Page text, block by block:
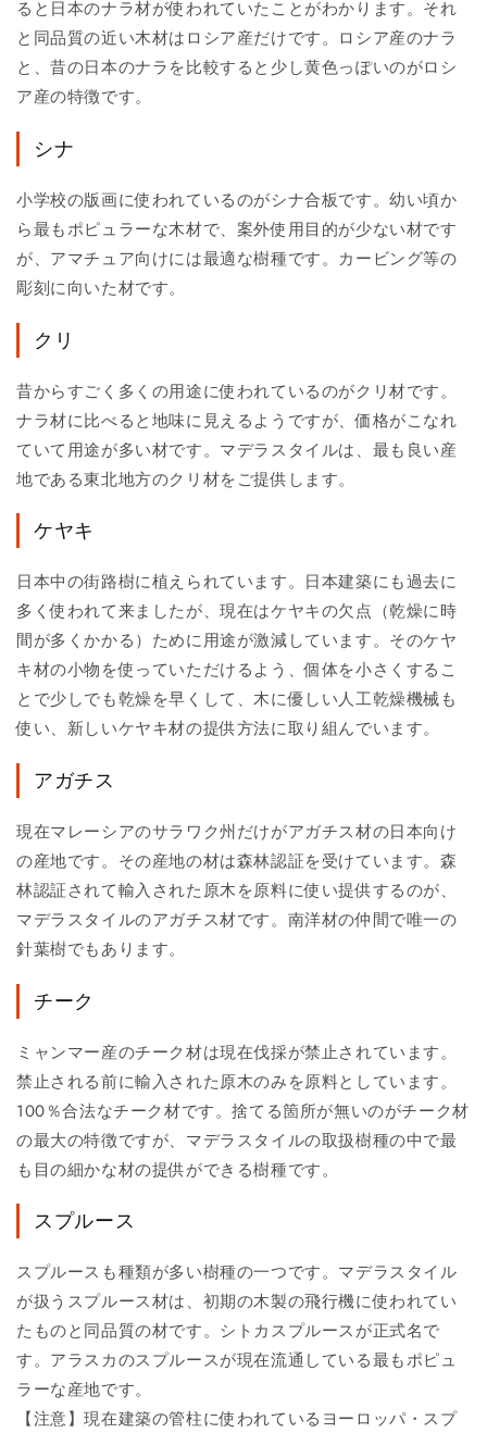
ると日本のナラ材が使われていたことがわかります。それ
と同品質の近い木材はロシア産だけです。ロシア産のナラ
と、昔の日本のナラを比較すると少し黄色っぽいのがロシ
ア産の特徴です。
シナ
小学校の版画に使われているのがシナ合板です。幼い頃か
ら最もポピュラーな木材で、案外使用目的が少ない材です
が、アマチュア向けには最適な樹種です。カービング等の
彫刻に向いた材です。
クリ
昔からすごく多くの用途に使われているのがクリ材です。
ナラ材に比べると地味に見えるようですが、価格がこなれ
ていて用途が多い材です。マデラスタイルは、最も良い産
地である東北地方のクリ材をご提供します。
ケヤキ
日本中の街路樹に植えられています。日本建築にも過去に
多く使われて来ましたが、現在はケヤキの欠点（乾燥に時
間が多くかかる）ために用途が激減しています。そのケヤ
キ材の小物を使っていただけるよう、個体を小さくするこ
とで少しでも乾燥を早くして、木に優しい人工乾燥機械も
使い、新しいケヤキ材の提供方法に取り組んでいます。
アガチス
現在マレーシアのサラワク州だけがアガチス材の日本向け
の産地です。その産地の材は森林認証を受けています。森
林認証されて輸入された原木を原料に使い提供するのが、
マデラスタイルのアガチス材です。南洋材の仲間で唯一の
針葉樹でもあります。
チーク
ミャンマー産のチーク材は現在伐採が禁止されています。
禁止される前に輸入された原木のみを原料としています。
100％合法なチーク材です。捨てる箇所が無いのがチーク材
の最大の特徴ですが、マデラスタイルの取扱樹種の中で最
も目の細かな材の提供ができる樹種です。
スプルース
スプルースも種類が多い樹種の一つです。マデラスタイル
が扱うスプルース材は、初期の木製の飛行機に使われてい
たものと同品質の材です。シトカスプルースが正式名で
す。アラスカのスプルースが現在流通している最もポピュ
ラーな産地です。
【注意】現在建築の管柱に使われているヨーロッパ・スプ